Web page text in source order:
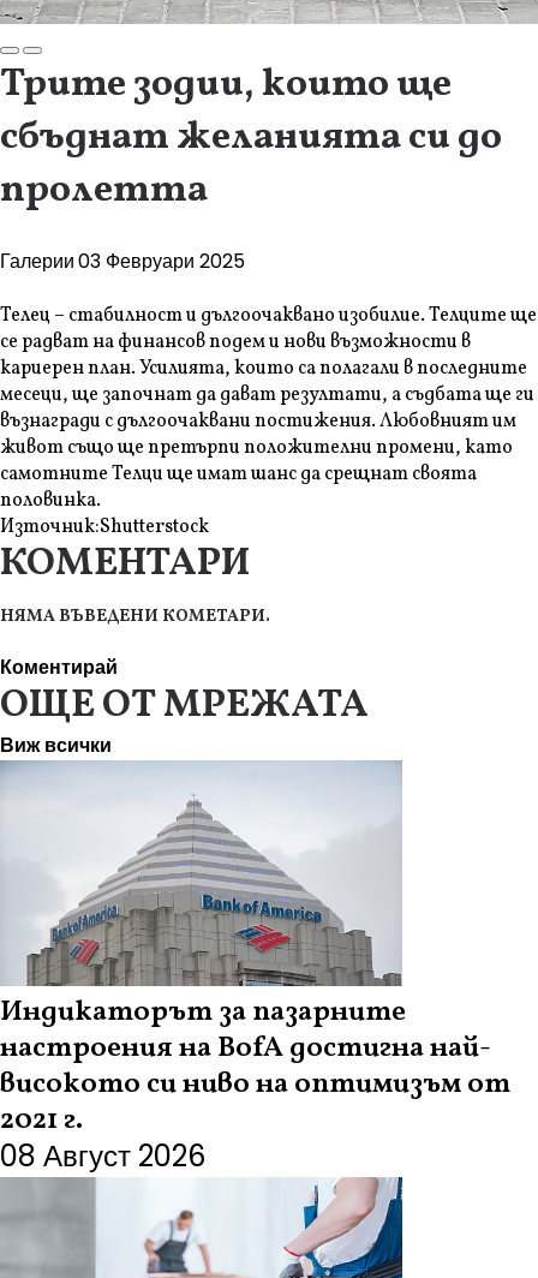
Трите зодии, които ще
сбъднат желанията си до
пролетта
Галерии03 Февруари 2025
Телец – стабилност и дългоочаквано изобилие. Телците ще
се радват на финансов подем и нови възможности в
кариерен план. Усилията, които са полагали в последните
месеци, ще започнат да дават резултати, а съдбата ще ги
възнагради с дългоочаквани постижения. Любовният им
живот също ще претърпи положителни промени, като
самотните Телци ще имат шанс да срещнат своята
половинка.
Източник:Shutterstock
КОМЕНТАРИ
НЯМА ВЪВЕДЕНИ КОМЕТАРИ.
Коментирай
ОЩЕ ОТ МРЕЖАТА
Виж всички
Индикаторът за пазарните
настроения на BofA достигна най-
високото си ниво на оптимизъм от
2021 г.
08 Август 2026